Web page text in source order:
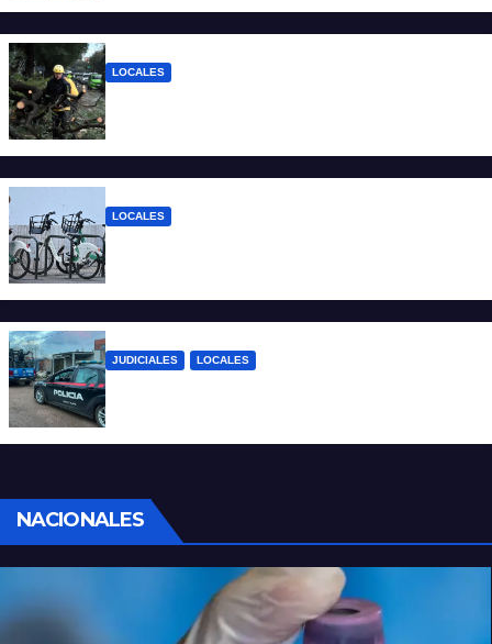
LOCALES
LOCALES
JUDICIALES LOCALES
NACIONALES